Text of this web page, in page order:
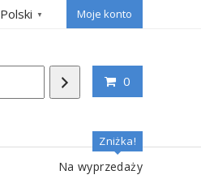
Polski ▼ Moje konto
0
Zniżka!
Na wyprzedaży